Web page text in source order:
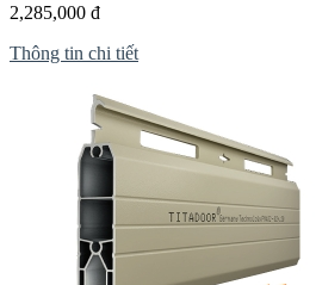
2,285,000 đ
Thông tin chi tiết